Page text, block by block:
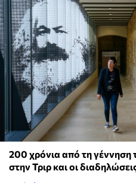
200 χρόνια από τη
στην Τριρ και οι